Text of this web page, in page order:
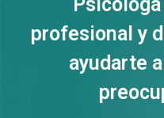
profesional y
ayudarte